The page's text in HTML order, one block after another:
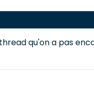
qu'on a pas